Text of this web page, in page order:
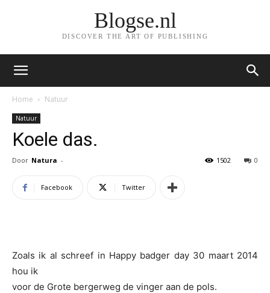
Blogse.nl
DISCOVER THE ART OF PUBLISHING
Home Natuur
Natuur
Koele das.
Door Natura - 0
1502
Facebook Twitter
Zoals ik al schreef in Happy badger day 30 maart 2014
hou ik
voor de Grote bergerweg de vinger aan de pols.